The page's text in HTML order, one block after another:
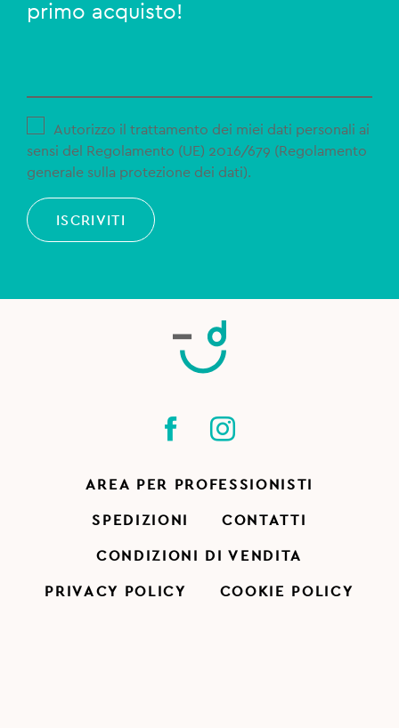
primo acquisto!
Autorizzo il trattamento dei miei dati personali ai
sensi del Regolamento (UE) 2016/679 (Regolamento
generale sulla protezione dei dati).
ISCRIVITI
AREA PER PROFESSIONISTI
SPEDIZIONI CONTATTI
CONDIZIONI DI VENDITA
PRIVACY POLICY COOKIE POLICY